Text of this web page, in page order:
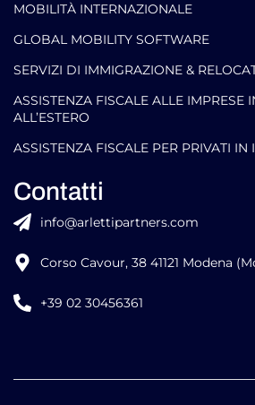
MOBILITÀ INTERNAZIONALE
GLOBAL MOBILITY SOFTWARE​
SERVIZI DI IMMIGRAZIONE &
ASSISTENZA FISCALE ALLE IMPRESE
ALL’ESTERO
ASSISTENZA FISCALE PER PRIVATI IN
Contatti
info@arlettipartners.com
Corso Cavour, 38 41121 Modena
+39 02 30456361